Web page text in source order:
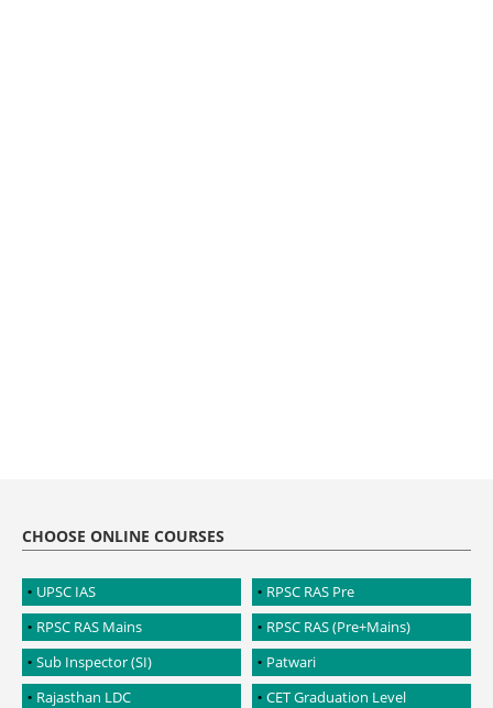
CHOOSE ONLINE COURSES
UPSC IAS
RPSC RAS Pre
RPSC RAS Mains
RPSC RAS (Pre+Mains)
Sub Inspector (SI)
Patwari
Rajasthan LDC
CET Graduation Level